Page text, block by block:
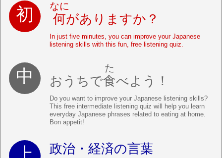
何
なに
がありますか？
In just five minutes, you can improve your Japanese
listening skills with this fun, free listening quiz.
おうちで食
た
べよう！
Do you want to improve your Japanese listening skills?
This free intermediate listening quiz will help you learn
everyday Japanese phrases related to eating at home.
Bon appetit!
政治・経済の言葉